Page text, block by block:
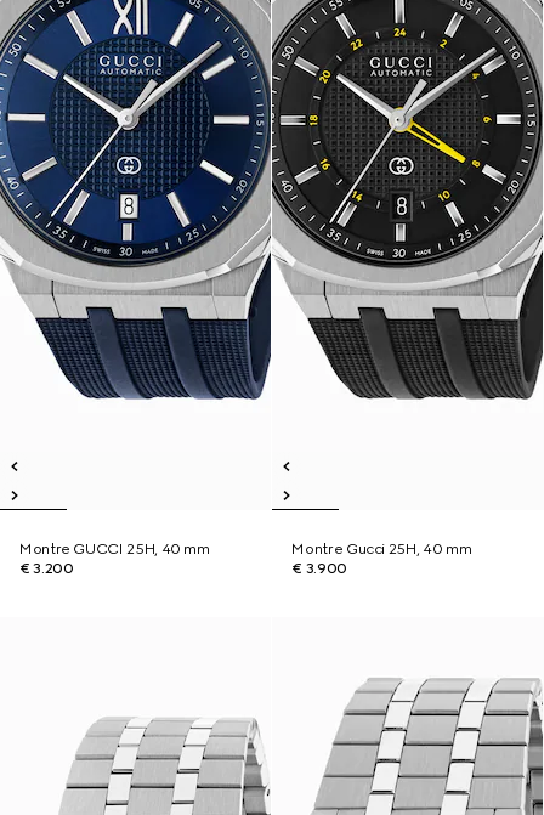
Montre GUCCI 25H, 40 mm
€ 3.200
Montre Gucci 25H, 40 mm
€ 3.900